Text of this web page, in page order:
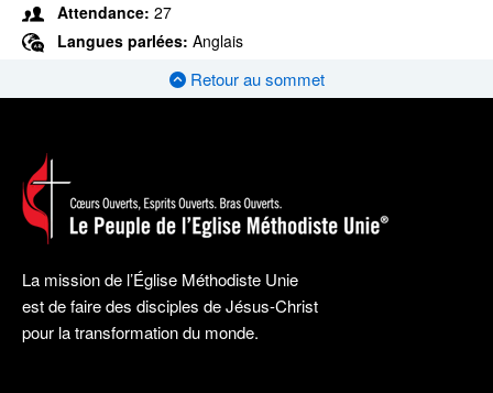
Attendance: 27
Langues parlées: Anglais
Retour au sommet
La mission de l’Église Méthodiste Unie
est de faire des disciples de Jésus-Christ
pour la transformation du monde.